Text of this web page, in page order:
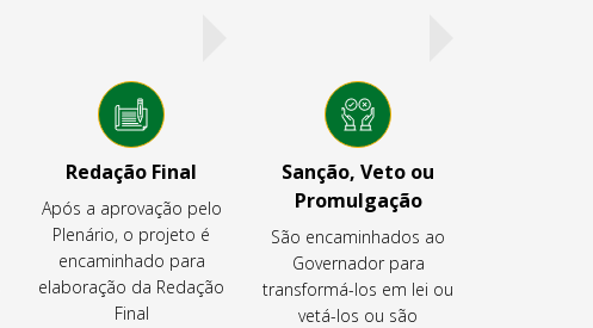
Redação Final
Após a aprovação pelo
Plenário, o projeto é
encaminhado para
elaboração da Redação
Final
Sanção, Veto ou
Promulgação
São encaminhados ao
Governador para
transformá-los em lei ou
vetá-los ou são